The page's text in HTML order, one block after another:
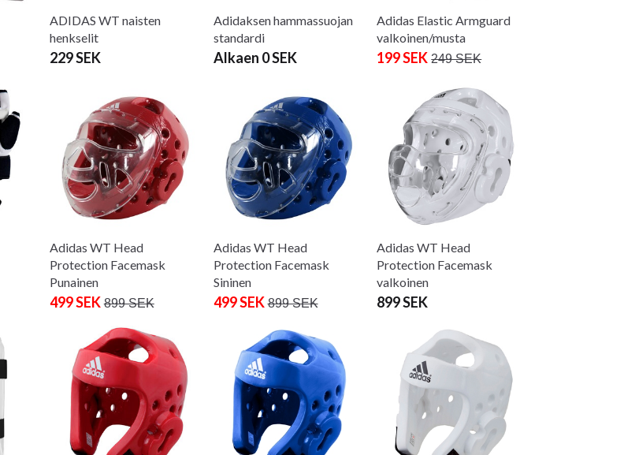
ADIDAS WT naisten
henkselit
229 SEK
Adidaksen hammassuojan
standardi
Alkaen 0 SEK
Adidas Elastic Armguard
valkoinen/musta
199 SEK 249 SEK
Adidas WT Head
Protection Facemask
Punainen
499 SEK 899 SEK
Adidas WT Head
Protection Facemask
Sininen
499 SEK 899 SEK
Adidas WT Head
Protection Facemask
valkoinen
899 SEK